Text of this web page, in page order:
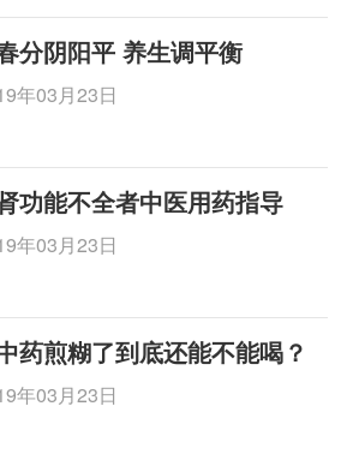
分阴阳平 养生调平衡
年03月23日
功能不全者中医用药指导
年03月23日
药煎糊了到底还能不能喝？
年03月23日